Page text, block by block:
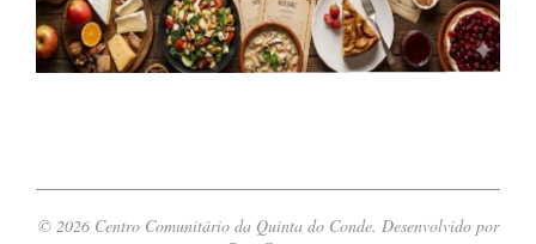
© 2026 Centro Comunitário da Quinta do Conde. Desenvolvido por